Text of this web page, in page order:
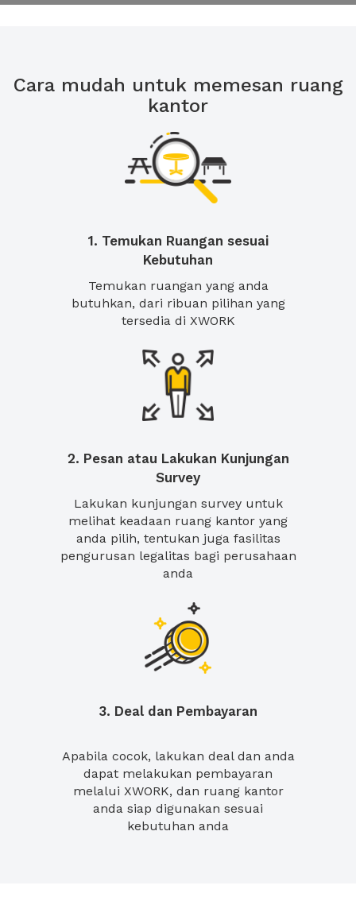
Cara mudah untuk memesan ruang
kantor
1. Temukan Ruangan sesuai
Kebutuhan
Temukan ruangan yang anda
butuhkan, dari ribuan pilihan yang
tersedia di XWORK
2. Pesan atau Lakukan Kunjungan
Survey
Lakukan kunjungan survey untuk
melihat keadaan ruang kantor yang
anda pilih, tentukan juga fasilitas
pengurusan legalitas bagi perusahaan
anda
3. Deal dan Pembayaran
Apabila cocok, lakukan deal dan anda
dapat melakukan pembayaran
melalui XWORK, dan ruang kantor
anda siap digunakan sesuai
kebutuhan anda